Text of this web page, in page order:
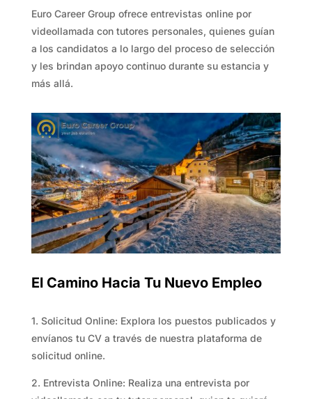
Euro Career Group ofrece entrevistas online por
videollamada con tutores personales, quienes guían
a los candidatos a lo largo del proceso de selección
y les brindan apoyo continuo durante su estancia y
más allá.
El Camino Hacia Tu Nuevo Empleo
1. Solicitud Online: Explora los puestos publicados y
envíanos tu CV a través de nuestra plataforma de
solicitud online.
2. Entrevista Online: Realiza una entrevista por